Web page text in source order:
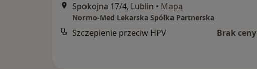
Spokojna 17/4, Lublin • Mapa
Normo-Med Lekarska Spółka Partnerska
Szczepienie przeciw HPV Brak ceny